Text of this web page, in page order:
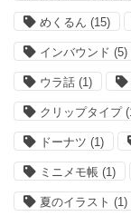
めくるん (15)
インバウンド (5)
ウラ話 (1)
クリップタイプ
ドーナツ (1)
ミニメモ帳 (1)
夏のイラスト (1)